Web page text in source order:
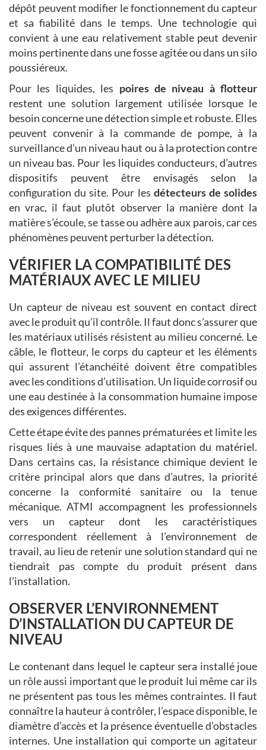
dépôt peuvent modifier le fonctionnement du capteur
et sa fiabilité dans le temps. Une technologie qui
convient à une eau relativement stable peut devenir
moins pertinente dans une fosse agitée ou dans un silo
poussiéreux.
Pour les liquides, les poires de niveau à flotteur
restent une solution largement utilisée lorsque le
besoin concerne une détection simple et robuste. Elles
peuvent convenir à la commande de pompe, à la
surveillance d’un niveau haut ou à la protection contre
un niveau bas. Pour les liquides conducteurs, d’autres
dispositifs peuvent être envisagés selon la
configuration du site. Pour les détecteurs de solides
en vrac, il faut plutôt observer la manière dont la
matière s’écoule, se tasse ou adhère aux parois, car ces
phénomènes peuvent perturber la détection.
VÉRIFIER LA COMPATIBILITÉ DES
MATÉRIAUX AVEC LE MILIEU
Un capteur de niveau est souvent en contact direct
avec le produit qu’il contrôle. Il faut donc s’assurer que
les matériaux utilisés résistent au milieu concerné. Le
câble, le flotteur, le corps du capteur et les éléments
qui assurent l’étanchéité doivent être compatibles
avec les conditions d’utilisation. Un liquide corrosif ou
une eau destinée à la consommation humaine impose
des exigences différentes.
Cette étape évite des pannes prématurées et limite les
risques liés à une mauvaise adaptation du matériel.
Dans certains cas, la résistance chimique devient le
critère principal alors que dans d’autres, la priorité
concerne la conformité sanitaire ou la tenue
mécanique. ATMI accompagnent les professionnels
vers un capteur dont les caractéristiques
correspondent réellement à l’environnement de
travail, au lieu de retenir une solution standard qui ne
tiendrait pas compte du produit présent dans
l’installation.
OBSERVER L’ENVIRONNEMENT
D’INSTALLATION DU CAPTEUR DE
NIVEAU
Le contenant dans lequel le capteur sera installé joue
un rôle aussi important que le produit lui même car ils
ne présentent pas tous les mêmes contraintes. Il faut
connaître la hauteur à contrôler, l’espace disponible, le
diamètre d’accès et la présence éventuelle d’obstacles
internes. Une installation qui comporte un agitateur